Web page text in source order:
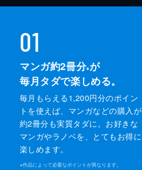
01
マンガ約2冊分※が
毎月タダで楽しめる。
毎月もらえる1,200円分のポイン
トを使えば、マンガなどの購入が
約2冊分も実質タダに。お好きな
マンガやラノベを、とてもお得に
楽しめます。
※作品によって必要なポイントが異なります。